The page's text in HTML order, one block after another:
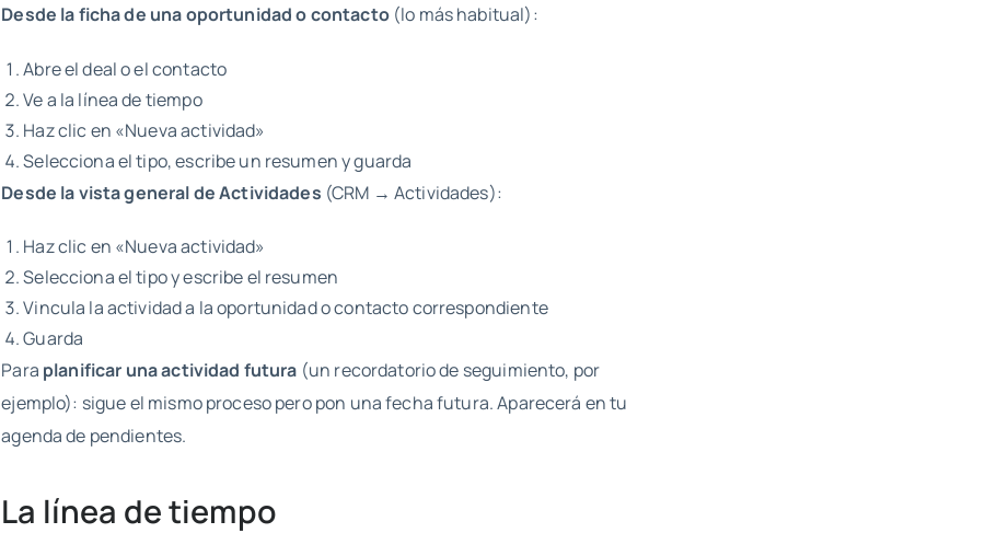
Desde la ficha de una oportunidad o contacto(lo más habitual):
Abre el deal o el contacto
Ve a la línea de tiempo
Haz clic en «Nueva actividad»
Selecciona el tipo, escribe un resumen y guarda
Desde la vista general de Actividades (CRM → Actividades):
Haz clic en «Nueva actividad»
Selecciona el tipo y escribe el resumen
Vincula la actividad a la oportunidad o contacto correspondiente
Guarda
Para planificar una actividad futura (un recordatorio de seguimiento, por
ejemplo): sigue el mismo proceso pero pon una fecha futura. Aparecerá en tu
agenda de pendientes.
La línea de tiempo